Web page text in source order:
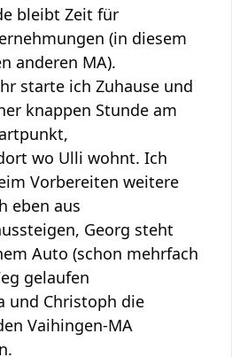
bleibt Zeit für
(in diesem
anderen MA).
starte ich Zuhause und
knappen Stunde am
wo Ulli wohnt. Ich
Vorbereiten weitere
eben aus
Georg steht
Auto (schon mehrfach
gelaufen
und Christoph die
Vaihingen-MA